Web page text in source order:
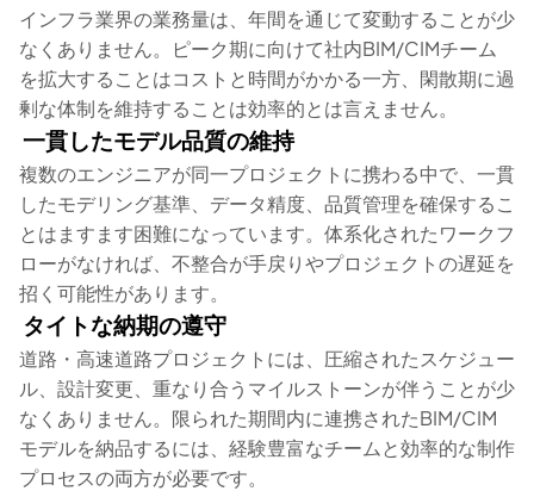
インフラ業界の業務量は、年間を通じて変動することが少
なくありません。ピーク期に向けて社内BIM/CIMチーム
を拡大することはコストと時間がかかる一方、閑散期に過
剰な体制を維持することは効率的とは言えません。
一貫したモデル品質の維持
複数のエンジニアが同一プロジェクトに携わる中で、一貫
したモデリング基準、データ精度、品質管理を確保するこ
とはますます困難になっています。体系化されたワークフ
ローがなければ、不整合が手戻りやプロジェクトの遅延を
招く可能性があります。
タイトな納期の遵守
道路・高速道路プロジェクトには、圧縮されたスケジュー
ル、設計変更、重なり合うマイルストーンが伴うことが少
なくありません。限られた期間内に連携されたBIM/CIM
モデルを納品するには、経験豊富なチームと効率的な制作
プロセスの両方が必要です。